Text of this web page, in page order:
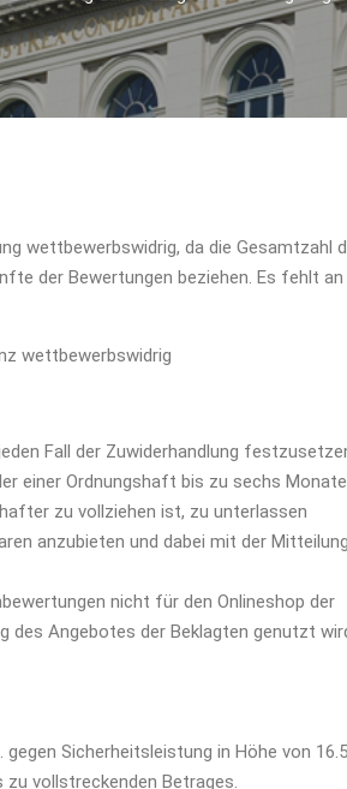
wettbewerbswidrig, da die Gesamtzahl
der Bewertungen beziehen. Es fehlt an
wettbewerbswidrig
Fall der Zuwiderhandlung
einer Ordnungshaft bis zu sechs
zu vollziehen ist, zu unterlassen
anzubieten und dabei mit der
nicht für den Onlineshop der
des Angebotes der Beklagten genutzt
Sicherheitsleistung in Höhe von
zu vollstreckenden Betrages.